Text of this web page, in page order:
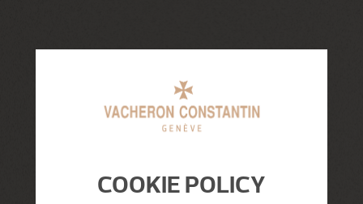
COOKIE POLICY